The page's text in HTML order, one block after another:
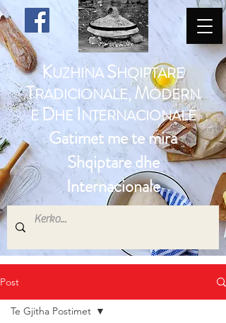
KUZHINASHQIPTARE
TRADICIONALE, MODERN
EDHE INTERNACIONALE
Gatimet me te mira
Shqiptare dhe
Internacionale
Post
Te Gjitha Postimet